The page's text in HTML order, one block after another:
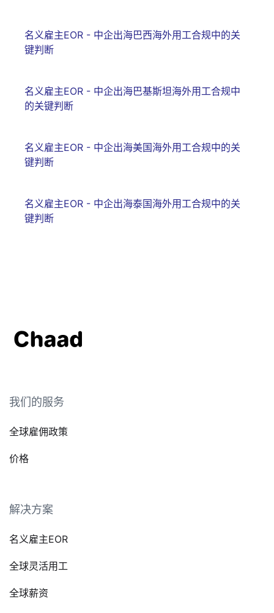
名义雇主EOR - 中企出海巴西海外用工合规中的关
键判断
名义雇主EOR - 中企出海巴基斯坦海外用工合规中
的关键判断
名义雇主EOR - 中企出海美国海外用工合规中的关
键判断
名义雇主EOR - 中企出海泰国海外用工合规中的关
键判断
我们的服务
全球雇佣政策
价格
解决方案
名义雇主EOR
全球灵活用工
全球薪资